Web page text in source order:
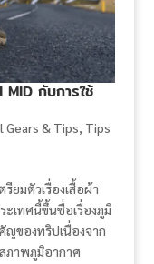
MID กับการใช้
& Tips, Tips
ยมตัวเรื่องเสื้อผ้า
ะเทศนี้ขึ้นชื่อเรื่องภูมิ
ญของทริปเนื่องจาก
ภาพภูมิอากาศ